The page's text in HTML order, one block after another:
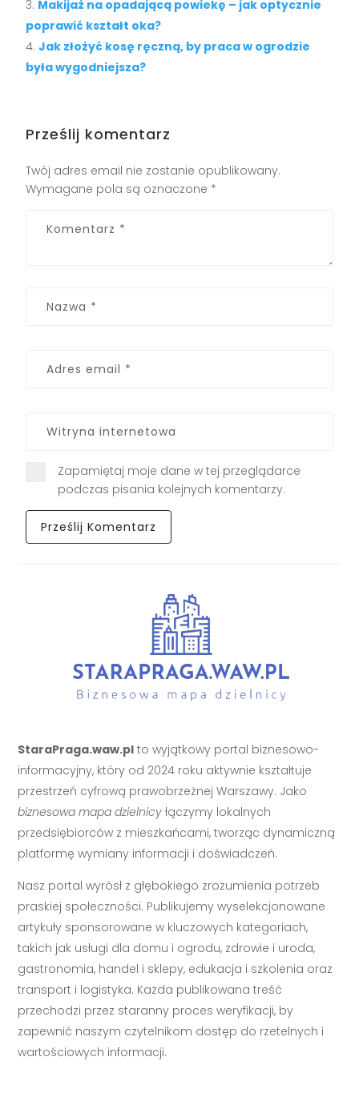
Makijaż na opadającą powiekę – jak optycznie
poprawić kształt oka?
Jak złożyć kosę ręczną, by praca w ogrodzie
była wygodniejsza?
Prześlij komentarz
Twój adres email nie zostanie opublikowany.
Wymagane pola są oznaczone *
Zapamiętaj moje dane w tej przeglądarce
podczas pisania kolejnych komentarzy.
StaraPraga.waw.pl to wyjątkowy portal biznesowo-
informacyjny, który od 2024 roku aktywnie kształtuje
przestrzeń cyfrową prawobrzeżnej Warszawy. Jako
biznesowa mapa dzielnicy łączymy lokalnych
przedsiębiorców z mieszkańcami, tworząc dynamiczną
platformę wymiany informacji i doświadczeń.
Nasz portal wyrósł z głębokiego zrozumienia potrzeb
praskiej społeczności. Publikujemy wyselekcjonowane
artykuły sponsorowane w kluczowych kategoriach,
takich jak usługi dla domu i ogrodu, zdrowie i uroda,
gastronomia, handel i sklepy, edukacja i szkolenia oraz
transport i logistyka. Każda publikowana treść
przechodzi przez staranny proces weryfikacji, by
zapewnić naszym czytelnikom dostęp do rzetelnych i
wartościowych informacji.